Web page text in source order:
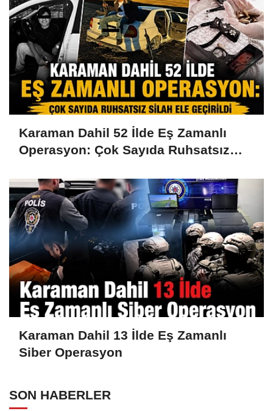
Karaman Dahil 52 İlde Eş Zamanlı
Operasyon: Çok Sayıda Ruhsatsız
Karaman Dahil 13 İlde Eş Zamanlı
Siber Operasyon
SON HABERLER